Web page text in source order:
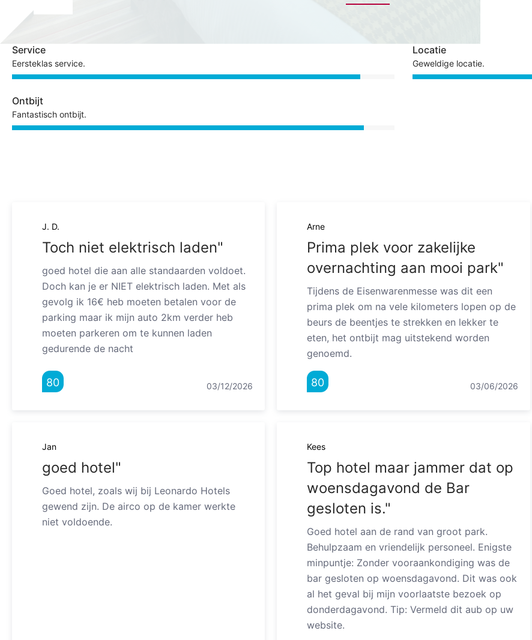
Service
Eersteklas service.
Locatie
Geweldige locatie.
Ontbijt
Fantastisch ontbijt.
J. D.
Toch niet elektrisch laden"
goed hotel die aan alle standaarden voldoet.
Doch kan je er NIET elektrisch laden. Met als
gevolg ik 16€ heb moeten betalen voor de
parking maar ik mijn auto 2km verder heb
moeten parkeren om te kunnen laden
gedurende de nacht
80 03/12/2026
Arne
Prima plek voor zakelijke
overnachting aan mooi park"
Tijdens de Eisenwarenmesse was dit een
prima plek om na vele kilometers lopen op de
beurs de beentjes te strekken en lekker te
eten, het ontbijt mag uitstekend worden
genoemd.
80 03/06/2026
Jan
goed hotel"
Goed hotel, zoals wij bij Leonardo Hotels
gewend zijn. De airco op de kamer werkte
niet voldoende.
Kees
Top hotel maar jammer dat op
woensdagavond de Bar
gesloten is."
Goed hotel aan de rand van groot park.
Behulpzaam en vriendelijk personeel. Enigste
minpuntje: Zonder vooraankondiging was de
bar gesloten op woensdagavond. Dit was ook
al het geval bij mijn voorlaatste bezoek op
donderdagavond. Tip: Vermeld dit aub op uw
website.